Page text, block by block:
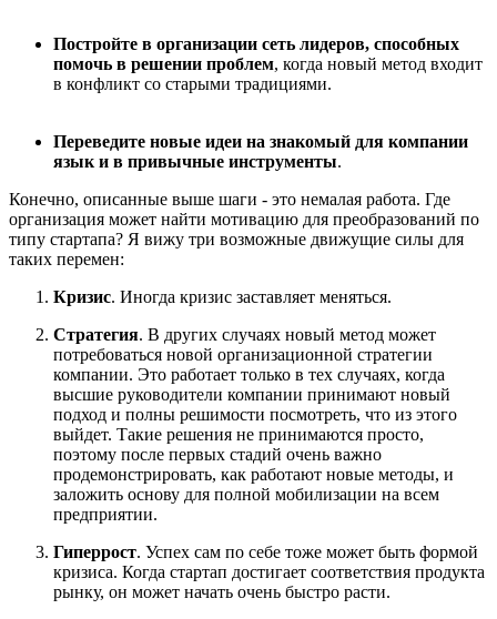
Постройте в организации сеть лидеров, способных
помочь в решении проблем, когда новый метод входит
в конфликт со старыми традициями.
Переведите новые идеи на знакомый для компании
язык и в привычные инструменты.
Конечно, описанные выше шаги - это немалая работа. Где
организация может найти мотивацию для преобразований по
типу стартапа? Я вижу три возможные движущие силы для
таких перемен:
Кризис. Иногда кризис заставляет меняться.
Стратегия. В других случаях новый метод может
потребоваться новой организационной стратегии
компании. Это работает только в тех случаях, когда
высшие руководители компании принимают новый
подход и полны решимости посмотреть, что из этого
выйдет. Такие решения не принимаются просто,
поэтому после первых стадий очень важно
продемонстрировать, как работают новые методы, и
заложить основу для полной мобилизации на всем
предприятии.
Гиперрост. Успех сам по себе тоже может быть формой
кризиса. Когда стартап достигает соответствия продукта
рынку, он может начать очень быстро расти.